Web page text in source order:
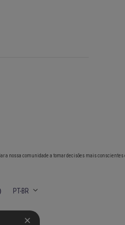
a nossa comunidade a tomar decisões mais
PT-BR